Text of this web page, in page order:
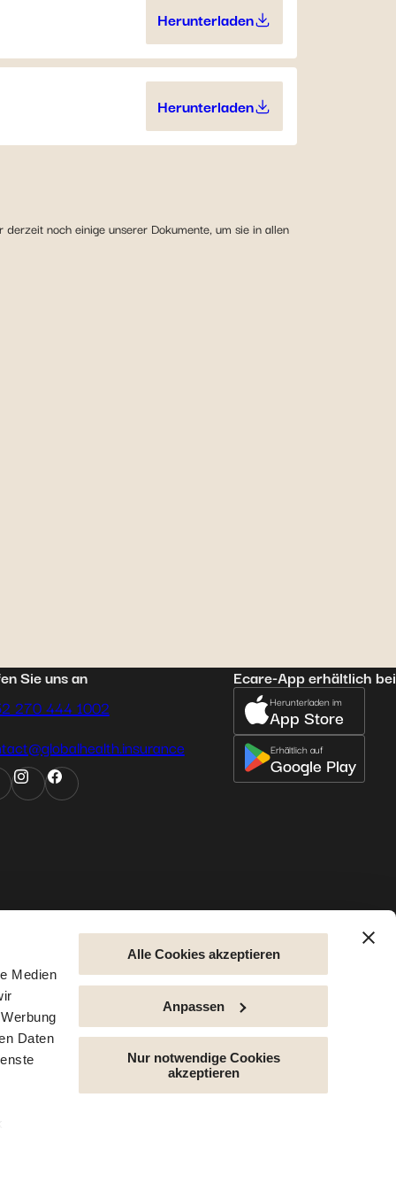
Medien
Daten
bei der
Alle Cookies akzeptieren
Anpassen
Nur notwendige Cookies
akzeptieren
HerunterladenYouGenio® Germany
HerunterladenYouGenio® Germany
noch einige unserer Dokumente, um sie in allen
Sie uns an
270 444 1002
Ecare-App erhältlich bei
Herunterladen im
App Store
Erhältlich auf
Google Play
DatenschutzbestimmungenImpressum Cookies